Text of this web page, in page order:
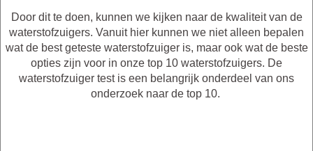
Door dit te doen, kunnen we kijken naar de kwaliteit van de
waterstofzuigers. Vanuit hier kunnen we niet alleen bepalen
wat de best geteste waterstofzuiger is, maar ook wat de beste
opties zijn voor in onze top 10 waterstofzuigers. De
waterstofzuiger test is een belangrijk onderdeel van ons
onderzoek naar de top 10.